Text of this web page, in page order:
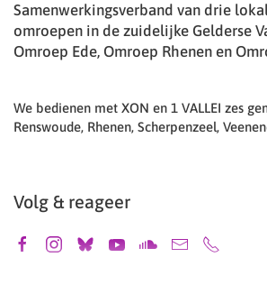
Samenwerkingsverband van drie
omroepen in de zuidelijke Gelderse
Omroep Ede, Omroep Rhenen en
We bedienen met XON en 1 VALLEI zes
Renswoude, Rhenen, Scherpenzeel,
Volg & reageer